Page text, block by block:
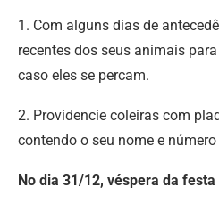
1. Com alguns dias de
recentes dos seus animais
caso eles se percam.
2. Providencie coleiras com
contendo o seu nome e
No dia 31/12, véspera da festa